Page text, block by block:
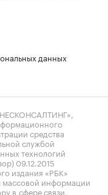
данных
средства
службой
технологий
09.12.2015
издания «РБК»
массовой информации
в сфере связи,